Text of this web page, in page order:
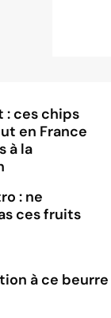
: ces chips
en France
à la
: ne
ces fruits
à ce beurre